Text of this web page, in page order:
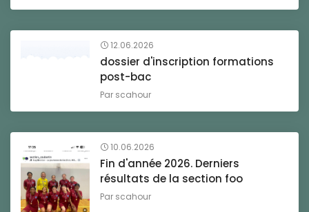
12.06.2026
dossier d'inscription formations
post-bac
Par scahour
10.06.2026
Fin d'année 2026. Derniers
résultats de la section foo
Par scahour